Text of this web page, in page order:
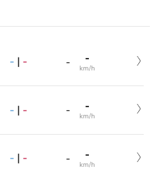
- | - - -
km/h
- | - - -
km/h
- | - - -
km/h